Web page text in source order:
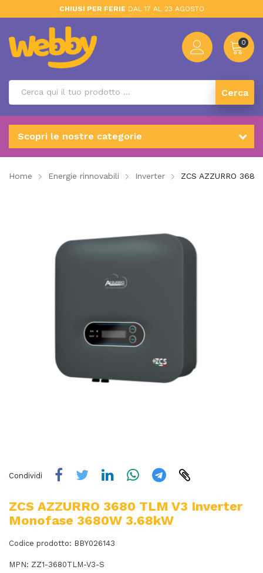
CHIUSI PER FERIE DAL 17 AL 23 AGOSTO
0
Cerca
Scopri le nostre categorie
Home Energie rinnovabili Inverter ZCS AZZURRO
Condividi
ZCS AZZURRO 3680 TLM V3 Inverter
Monofase 3680W 3.68kW
Codice prodotto: BBY026143
MPN: ZZ1-3680TLM-V3-S